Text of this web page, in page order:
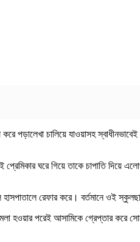
পড়ালেখা চালিয়ে যাওয়াসহ
ঘরে গিয়ে তাকে চাপাতি দিয়ে
রেফার করে। বর্তমানে ওই
হওয়ার পরেই আসামিকে গ্রেপ্তার করে